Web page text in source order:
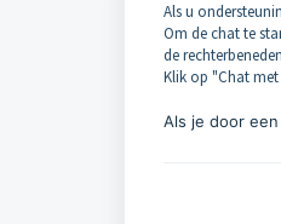
Als u
Om de chat te
de
Klik op "Chat
Als je door